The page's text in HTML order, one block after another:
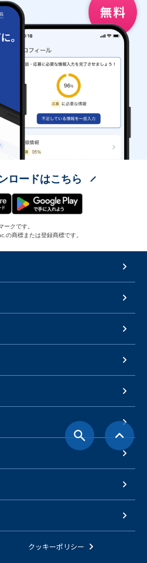
ロードはこちら
クです。
商標または登録商標です。
クッキーポリシー